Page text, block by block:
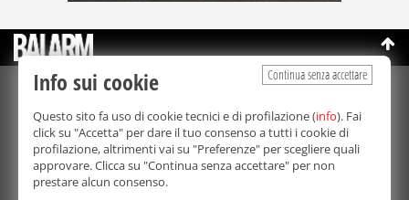
©Copyright 2003-2026
Bmedia Srl- P.IVA 07064240828
La riproduzione totale o parziale di tutti i contenuti, in qualunque
forma, su qualsiasi supporto è proibita.
Balarm.it è una testata giornalistica registrata. Autorizzazione del
Tribunale di Palermo n° 32 del 21/10/2003
Direttore responsabile:
Continua senza accettare
Info sui cookie
Questo sito fa uso di cookie tecnici e di profilazione (info). Fai
click su "Accetta" per dare il tuo consenso a tutti i cookie di
profilazione, altrimenti vai su "Preferenze" per scegliere quali
approvare. Clicca su "Continua senza accettare" per non
prestare alcun consenso.